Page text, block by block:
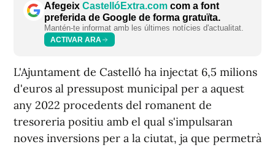
Afegeix CastellóExtra.com com a font
preferida de Google de forma gratuïta.
Mantén-te informat amb les últimes notícies d'actualitat.
ACTIVAR ARA
L'Ajuntament de Castelló ha injectat 6,5 milions
d'euros al pressupost municipal per a aquest
any 2022 procedents del romanent de
tresoreria positiu amb el qual s'impulsaran
noves inversions per a la ciutat, ja que permetrà